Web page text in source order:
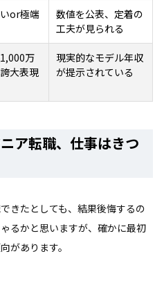
or極端
数値を公表、定着の
工夫が見られる
万
大表現
現実的なモデル年収
が提示されている
ア転職、仕事はきつ
きたとしても、結果後悔するの
るかと思いますが、確かに最初
があります。